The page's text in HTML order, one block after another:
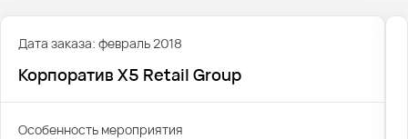
Дата заказа: февраль 2018
Корпоратив X5 Retail Group
Особенность мероприятия